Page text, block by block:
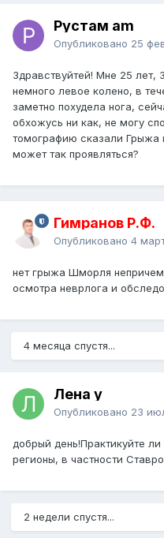
Рустам am
Опубликовано 25
Здравствуйтей! Мне 25 лет,
немного левое колено, в
заметно похудела нога,
обхожусь ни как, не могу
томографию сказали Грыжа
может так проявляться?
Гимранов Р.Ф.
Опубликовано 4
нет грыжа Шморля
осмотра неврлога и
4 месяца спустя...
Лена y
Опубликовано 23
добрый день!Практикуйте
регионы, в частности
2 недели спустя...